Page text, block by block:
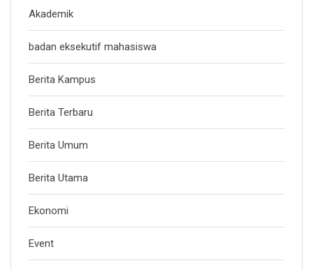
Akademik
badan eksekutif mahasiswa
Berita Kampus
Berita Terbaru
Berita Umum
Berita Utama
Ekonomi
Event